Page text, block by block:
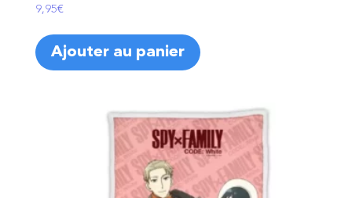
9,95€
Ajouter au panier